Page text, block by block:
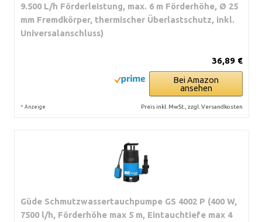
9.500 L/h Förderleistung, max. 6 m Förderhöhe, Ø 25
mm Fremdkörper, thermischer Überlastschutz, inkl.
Universalanschluss)
36,89 €
Bei Amazon
ansehen
* Anzeige Preis inkl. MwSt., zzgl. Versandkosten
Güde Schmutzwassertauchpumpe GS 4002 P (400 W,
7500 l/h, Förderhöhe max 5 m, Eintauchtiefe max 4